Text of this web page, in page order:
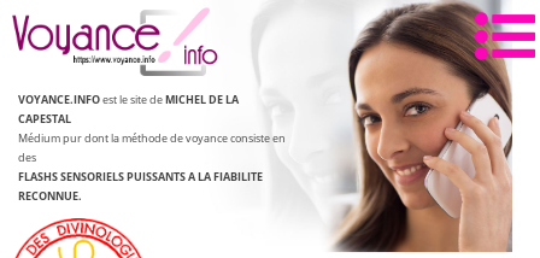
Aller
au
VOYANCE.INFOest le site deMICHEL DE LA
CAPESTAL
Médium pur dont la méthode de voyance consiste en
des
FLASHS SENSORIELS PUISSANTSA LA FIABILITE
RECONNUE.